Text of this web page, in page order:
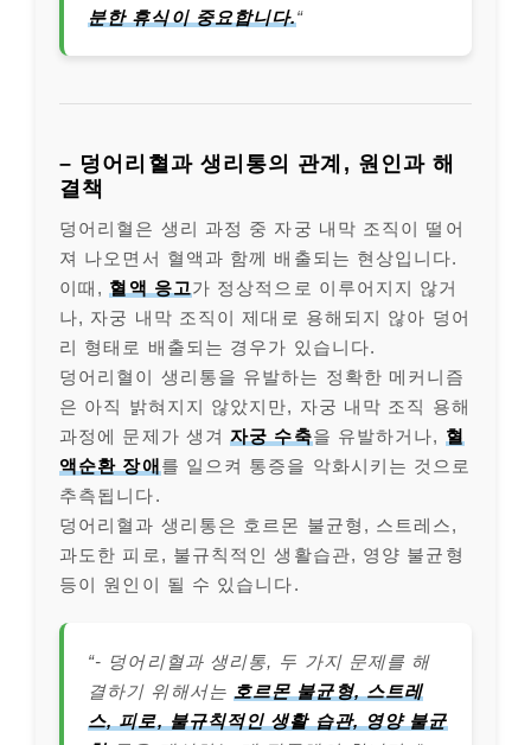
분한 휴식이 중요합니다.“
– 덩어리혈과 생리통의 관계, 원인과 해
결책
덩어리혈은 생리 과정 중 자궁 내막 조직이 떨어
져 나오면서 혈액과 함께 배출되는 현상입니다.
이때, 혈액 응고가 정상적으로 이루어지지 않거
나, 자궁 내막 조직이 제대로 용해되지 않아 덩어
리 형태로 배출되는 경우가 있습니다.
덩어리혈이 생리통을 유발하는 정확한 메커니즘
은 아직 밝혀지지 않았지만, 자궁 내막 조직 용해
과정에 문제가 생겨자궁 수축을 유발하거나, 혈
액순환 장애 를 일으켜 통증을 악화시키는 것으로
추측됩니다.
덩어리혈과 생리통은 호르몬 불균형, 스트레스,
과도한 피로, 불규칙적인 생활습관, 영양 불균형
등이 원인이 될 수 있습니다.
“- 덩어리혈과 생리통, 두 가지 문제를 해
결하기 위해서는 호르몬 불균형, 스트레
스, 피로, 불규칙적인 생활 습관, 영양 불균